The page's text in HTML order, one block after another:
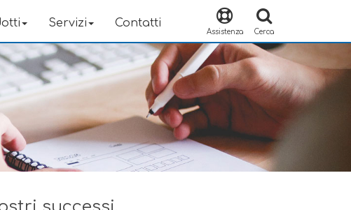
Servizi Contatti
Assistenza Cerca